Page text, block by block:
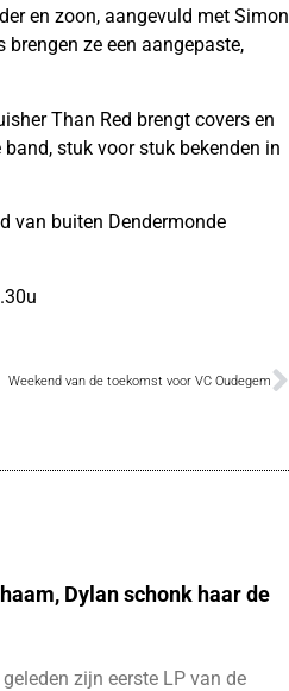
en zoon, aangevuld met Simon
ze een aangepaste,
Than Red brengt covers en
stuk voor stuk bekenden in
van buiten Dendermonde
Weekend van de toekomst voor VC Oudegem
Dylan schonk haar de
zijn eerste LP van de